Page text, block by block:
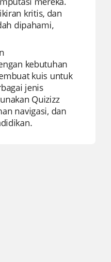
kritis, dan
dipahami,
kebutuhan
kuis untuk
jenis
Quizizz
navigasi, dan